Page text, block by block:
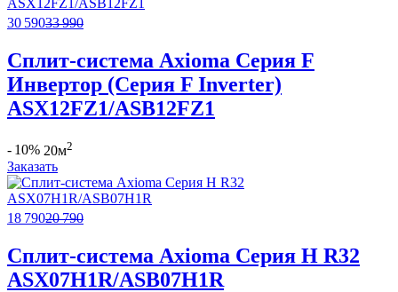
30 59033 990
Сплит-система Axioma Серия F
Инвертор (Серия F Inverter)
ASX12FZ1/ASB12FZ1
- 10% 20м2
Заказать
18 79020 790
Сплит-система Axioma Серия H R32
ASX07H1R/ASB07H1R